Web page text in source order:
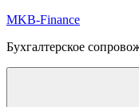
Перейти
содержимому
MKB-Finance
Бухгалтерское